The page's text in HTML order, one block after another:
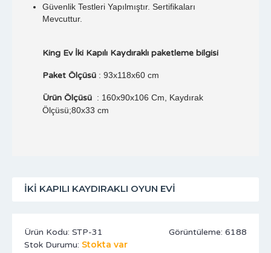
Güvenlik Testleri Yapılmıştır. Sertifikaları
Mevcuttur.
King Ev İki Kapılı Kaydıraklı paketleme bilgisi
Paket Ölçüsü : 93x118x60 cm
Ürün Ölçüsü : 160x90x106 Cm, Kaydırak
Ölçüsü;80x33 cm
İKI KAPILI KAYDIRAKLI OYUN EVI
Görüntüleme: 6188
Ürün Kodu: STP-31
Stok Durumu: Stokta var